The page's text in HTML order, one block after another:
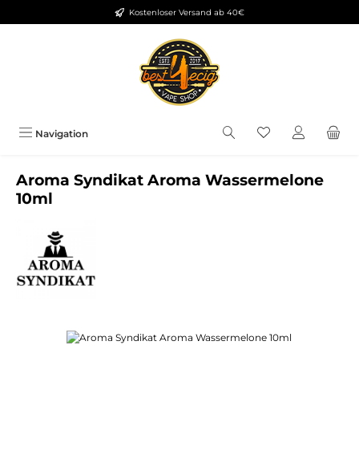
Zum Hauptinhalt springenKostenloser Versand ab 40€
Navigation Du hast 0
Aroma Syndikat Aroma Wassermelone
10ml
Bildergalerie überspringen